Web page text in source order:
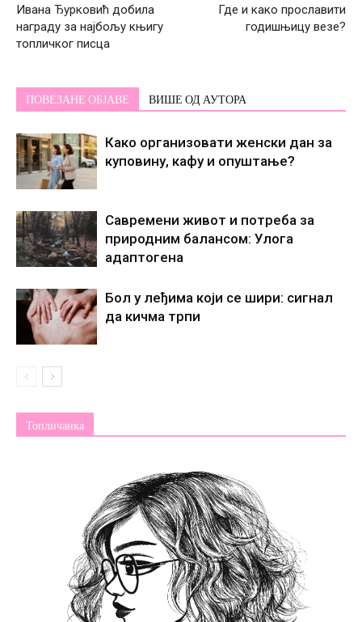
Ивана Ђурковић добила
награду за најбољу књигу
топличког писца
Где и како прославити
годишњицу везе?
ПОВЕЗАНЕ ОБЈАВЕ ВИШЕ ОД АУТОРА
Како организовати женски дан за
куповину, кафу и опуштање?
Савремени живот и потреба за
природним балансом: Улога
адаптогена
Бол у леђима који се шири: сигнал
да кичма трпи
Топличанка